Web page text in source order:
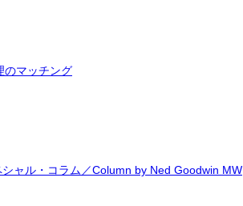
のマッチング
ャル・コラム／Column by Ned Goodwin MW